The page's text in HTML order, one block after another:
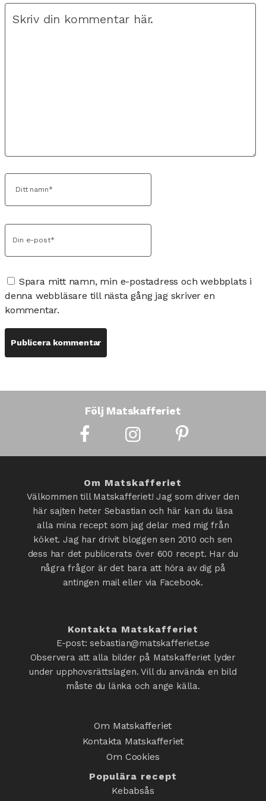
Spara mitt namn, min e-postadress och webbplats i
denna webbläsare till nästa gång jag skriver en
kommentar.
Följ Matskafferiet
Om Matskafferiet
Välkommen till Matskafferiet! Jag som driver den
här sajten heter Sebastian och här kan du läsa
alla mina recept som jag delar med mig från
köket. Jag har drivit bloggen sen 2010 och sen
dess har det publicerats över 600 recept. Har du
några frågor är det bara att höra av dig på
antingen mail eller via Facebook.
Kontakta Matskafferiet
E-post: sebastian@matskafferiet.se
Observera att alla bilder på Matskafferiet lyder
under upphovsrättslagen. Vill du använda en bild
måste du länka och ange källa.
Om Matskafferiet
Kontakta Matskafferiet
Om Cookies
Populära recept
Kebabsås